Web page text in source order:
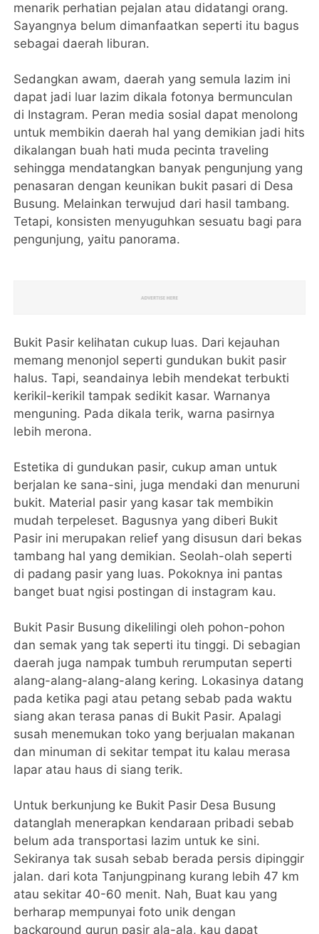
menarik perhatian pejalan atau didatangi orang.
Sayangnya belum dimanfaatkan seperti itu bagus
sebagai daerah liburan.
Sedangkan awam, daerah yang semula lazim ini
dapat jadi luar lazim dikala fotonya bermunculan
di Instagram. Peran media sosial dapat menolong
untuk membikin daerah hal yang demikian jadi hits
dikalangan buah hati muda pecinta traveling
sehingga mendatangkan banyak pengunjung yang
penasaran dengan keunikan bukit pasari di Desa
Busung. Melainkan terwujud dari hasil tambang.
Tetapi, konsisten menyuguhkan sesuatu bagi para
pengunjung, yaitu panorama.
Bukit Pasir kelihatan cukup luas. Dari kejauhan
memang menonjol seperti gundukan bukit pasir
halus. Tapi, seandainya lebih mendekat terbukti
kerikil-kerikil tampak sedikit kasar. Warnanya
menguning. Pada dikala terik, warna pasirnya
lebih merona.
Estetika di gundukan pasir, cukup aman untuk
berjalan ke sana-sini, juga mendaki dan menuruni
bukit. Material pasir yang kasar tak membikin
mudah terpeleset. Bagusnya yang diberi Bukit
Pasir ini merupakan relief yang disusun dari bekas
tambang hal yang demikian. Seolah-olah seperti
di padang pasir yang luas. Pokoknya ini pantas
banget buat ngisi postingan di instagram kau.
Bukit Pasir Busung dikelilingi oleh pohon-pohon
dan semak yang tak seperti itu tinggi. Di sebagian
daerah juga nampak tumbuh rerumputan seperti
alang-alang-alang-alang kering. Lokasinya datang
pada ketika pagi atau petang sebab pada waktu
siang akan terasa panas di Bukit Pasir. Apalagi
susah menemukan toko yang berjualan makanan
dan minuman di sekitar tempat itu kalau merasa
lapar atau haus di siang terik.
Untuk berkunjung ke Bukit Pasir Desa Busung
datanglah menerapkan kendaraan pribadi sebab
belum ada transportasi lazim untuk ke sini.
Sekiranya tak susah sebab berada persis dipinggir
jalan. dari kota Tanjungpinang kurang lebih 47 km
atau sekitar 40-60 menit. Nah, Buat kau yang
berharap mempunyai foto unik dengan
background gurun pasir ala-ala, kau dapat